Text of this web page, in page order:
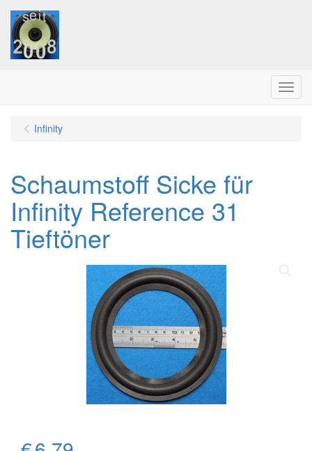
Menu
Infinity
Schaumstoff Sicke für
Infinity Reference 31
Tieftöner